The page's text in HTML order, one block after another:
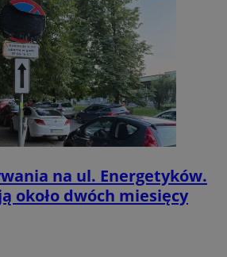
na ul. Energetyków.
około dwóch miesięcy